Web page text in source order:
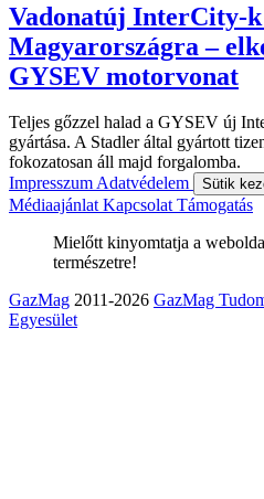
Vadonatúj InterCity-
Magyarországra –
GYSEV motorvonat
Teljes gőzzel halad a GYSEV új
gyártása. A Stadler által gyártott
fokozatosan áll majd forgalomba.
ImpresszumAdatvédelem Sütik
MédiaajánlatKapcsolatTámogatás
Mielőtt kinyomtatja a
természetre!
GazMag 2011-2026 GazMag
Egyesület